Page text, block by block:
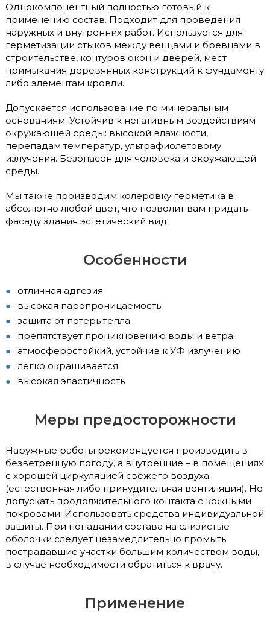
Однокомпонентный полностью готовый к
применению состав. Подходит для проведения
наружных и внутренних работ. Используется для
герметизации стыков между венцами и бревнами в
строительстве, контуров окон и дверей, мест
примыкания деревянных конструкций к фундаменту
либо элементам кровли.
Допускается использование по минеральным
основаниям. Устойчив к негативным воздействиям
окружающей среды: высокой влажности,
перепадам температур, ультрафиолетовому
излучения. Безопасен для человека и окружающей
среды.
Мы также производим колеровку герметика в
абсолютно любой цвет, что позволит вам придать
фасаду здания эстетический вид.
Особенности
отличная адгезия
высокая паропроницаемость
защита от потерь тепла
препятствует проникновению воды и ветра
атмосферостойкий, устойчив к УФ излучению
легко окрашивается
высокая эластичность
Меры предосторожности
Наружные работы рекомендуется производить в
безветренную погоду, а внутренние – в помещениях
с хорошей циркуляцией свежего воздуха
(естественная либо принудительная вентиляция). Не
допускать продолжительного контакта с кожными
покровами. Использовать средства индивидуальной
защиты. При попадании состава на слизистые
оболочки следует незамедлительно промыть
пострадавшие участки большим количеством воды,
в случае необходимости обратиться к врачу.
Применение